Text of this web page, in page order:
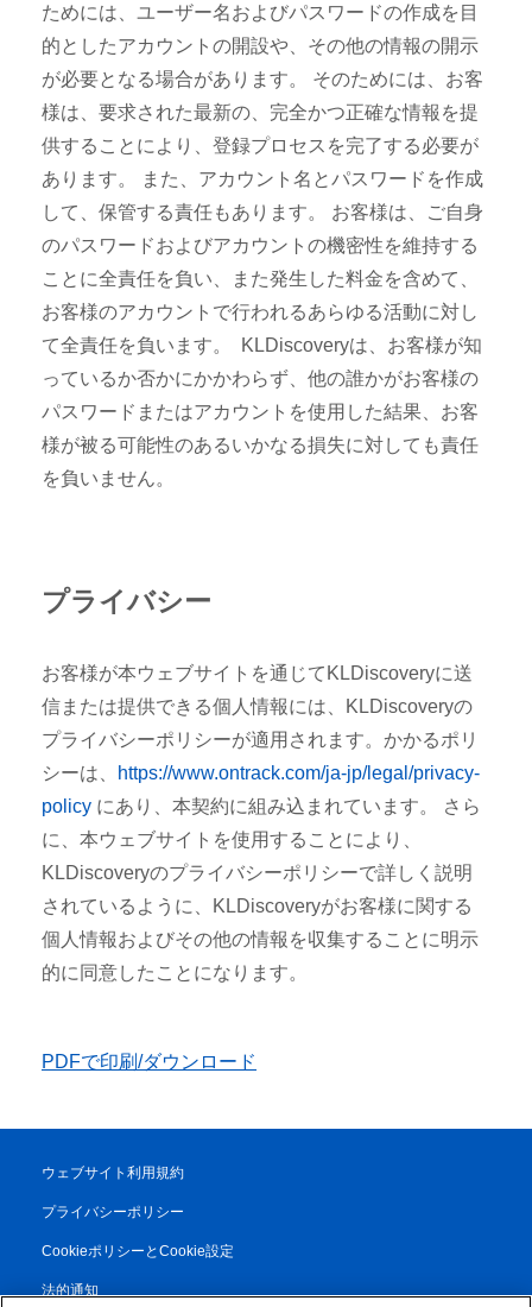
ためには、ユーザー名およびパスワードの作成を目
的としたアカウントの開設や、その他の情報の開示
が必要となる場合があります。 そのためには、お客
様は、要求された最新の、完全かつ正確な情報を提
供することにより、登録プロセスを完了する必要が
あります。 また、アカウント名とパスワードを作成
して、保管する責任もあります。 お客様は、ご自身
のパスワードおよびアカウントの機密性を維持する
ことに全責任を負い、また発生した料金を含めて、
お客様のアカウントで行われるあらゆる活動に対し
て全責任を負います。 KLDiscoveryは、お客様が知
っているか否かにかかわらず、他の誰かがお客様の
パスワードまたはアカウントを使用した結果、お客
様が被る可能性のあるいかなる損失に対しても責任
を負いません。
プライバシー
お客様が本ウェブサイトを通じてKLDiscoveryに送
信または提供できる個人情報には、KLDiscoveryの
プライバシーポリシーが適用されます。かかるポリ
シーは、
https://www.ontrack.com/ja-jp/legal/privacy-
policy にあり、本契約に組み込まれています。 さら
に、本ウェブサイトを使用することにより、
KLDiscoveryのプライバシーポリシーで詳しく説明
されているように、KLDiscoveryがお客様に関する
個人情報およびその他の情報を収集することに明示
的に同意したことになります。
PDFで印刷/ダウンロード
ウェブサイト利用規約
プライバシーポリシー
CookieポリシーとCookie設定
法的通知